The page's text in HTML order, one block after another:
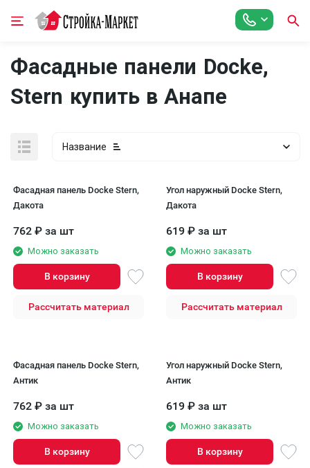
Фасадные панели Docke,
Stern купить в Анапе
Название
Фасадная панель Docke Stern,
Дакота
762 ₽ за шт
Можно заказать
В корзину
Рассчитать материал
Угол наружный Docke Stern,
Дакота
619 ₽ за шт
Можно заказать
В корзину
Рассчитать материал
Фасадная панель Docke Stern,
Антик
762 ₽ за шт
Можно заказать
В корзину
Угол наружный Docke Stern,
Антик
619 ₽ за шт
Можно заказать
В корзину